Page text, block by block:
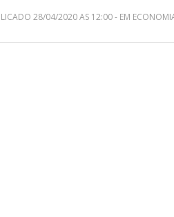
28/04/2020 AS 12:00 - EM